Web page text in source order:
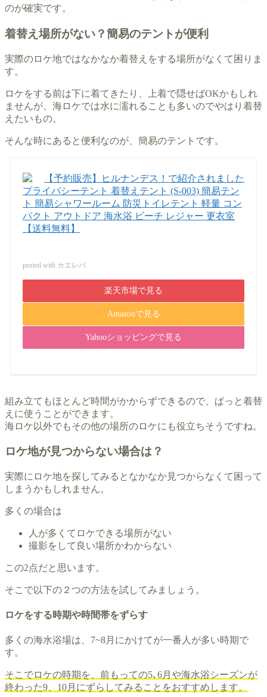
のが確実です。
着替え場所がない？簡易のテントが便利
実際のロケ地ではなかなか着替えをする場所がなくて困りま
す。
ロケをする前は下に着てきたり、上着で隠せばOKかもしれ
ませんが、海ロケでは水に濡れることも多いのでやはり着替
えたいもの。
そんな時にあると便利なのが、簡易のテントです。
【予約販売】ヒルナンデス！で紹介されました
プライバシーテント 着替えテント (S-003) 簡易テン
ト 簡易シャワールーム 防災トイレテント 軽量 コン
パクト アウトドア 海水浴 ビーチ レジャー 更衣室
【送料無料】
posted with カエレバ
楽天市場で見る
Amazonで見る
Yahooショッピングで見る
組み立てもほとんど時間がかからずできるので、ぱっと着替
えに使うことができます。
海ロケ以外でもその他の場所のロケにも役立ちそうですね。
ロケ地が見つからない場合は？
実際にロケ地を探してみるとなかなか見つからなくて困って
しまうかもしれません。
多くの場合は
人が多くてロケできる場所がない
撮影をして良い場所かわからない
この2点だと思います。
そこで以下の２つの方法を試してみましょう。
ロケをする時期や時間帯をずらす
多くの海水浴場は、7~8月にかけてが一番人が多い時期で
す。
そこでロケの時期を、前もっての5､6月や海水浴シーズンが
終わった9、10月にずらしてみることをおすすめします。